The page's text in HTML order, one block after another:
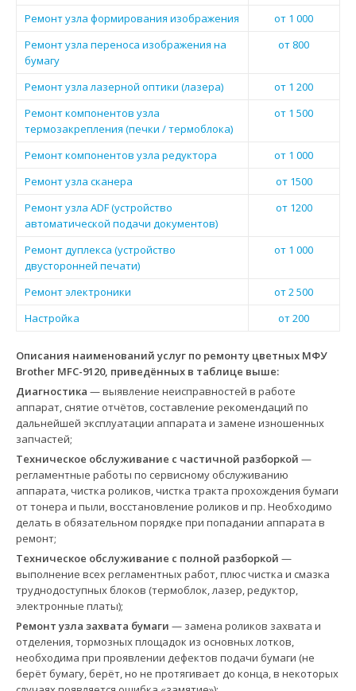
Ремонт узла формирования изображения
от 1 000
Ремонт узла переноса изображения на
бумагу
от 800
Ремонт узла лазерной оптики (лазера)
от 1 200
Ремонт компонентов узла
термозакрепления (печки / термоблока)
от 1 500
Ремонт компонентов узла редуктора
от 1 000
Ремонт узла сканера
от 1500
Ремонт узла ADF (устройство
автоматической подачи документов)
от 1200
Ремонт дуплекса (устройство
двусторонней печати)
от 1 000
Ремонт электроники
от 2 500
Настройка
от 200
Описания наименований услуг по ремонту цветных МФУ
Brother MFC-9120, приведённых в таблице выше:
Диагностика — выявление неисправностей в работе
аппарат, снятие отчётов, составление рекомендаций по
дальнейшей эксплуатации аппарата и замене изношенных
запчастей;
Техническое обслуживание с частичной разборкой —
регламентные работы по сервисному обслуживанию
аппарата, чистка роликов, чистка тракта прохождения бумаги
от тонера и пыли, восстановление роликов и пр. Необходимо
делать в обязательном порядке при попадании аппарата в
ремонт;
Техническое обслуживание с полной разборкой —
выполнение всех регламентных работ, плюс чистка и смазка
труднодоступных блоков (термоблок, лазер, редуктор,
электронные платы);
Ремонт узла захвата бумаги — замена роликов захвата и
отделения, тормозных площадок из основных лотков,
необходима при проявлении дефектов подачи бумаги (не
берёт бумагу, берёт, но не протягивает до конца, в некоторых